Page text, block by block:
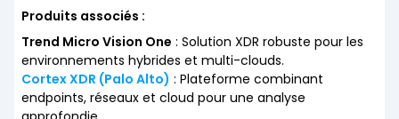
Produits associés :
Trend Micro Vision One : Solution XDR robuste pour les
environnements hybrides et multi-clouds.
Cortex XDR (Palo Alto) : Plateforme combinant
endpoints, réseaux et cloud pour une analyse